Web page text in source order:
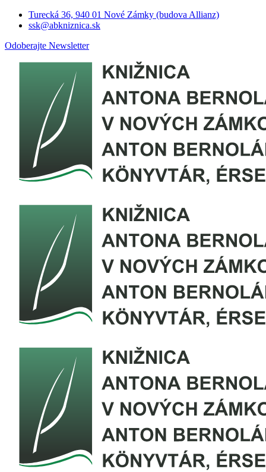
Turecká 36, 940 01 Nové Zámky (budova Allianz)
ssk@abkniznica.sk
Odoberajte Newsletter